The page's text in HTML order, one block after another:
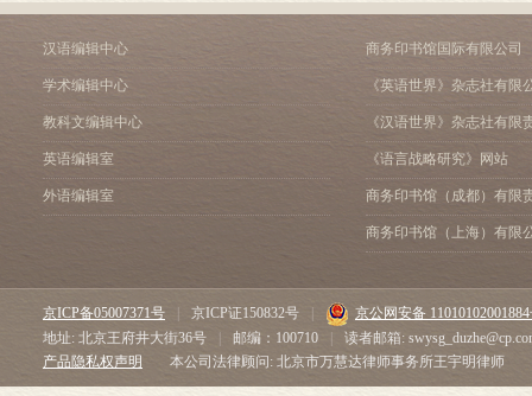
这是一本里程碑式的著
——《纽
汉语编辑中心
学术编辑中心
教科文编辑中心
英语编辑室
外语编辑室
商务印书馆国际有限公司
《英语世界》杂志社有限
《汉语世界》杂志社有限
《语言战略研究》网站
商务印书馆（成都）有限
商务印书馆（上海）有限
京ICP备05007371号 京ICP证150832号
京公网安备
地址: 北京王府井大街36号
邮编：100710
读者邮箱:
产品隐私权声明
本公司法律顾问: 北京市万慧达律师事务所王宇明律师